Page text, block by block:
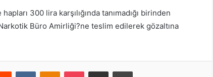
300 lira karşılığında tanımadığı birinden
Büro Amirliği?ne teslim edilerek gözaltına
Reddit VKontakteOdnoklassniki
Pocket E-Posta ile paylaş Yazdır